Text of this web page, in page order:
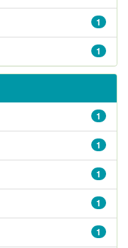
1
1
1
1
1
1
1